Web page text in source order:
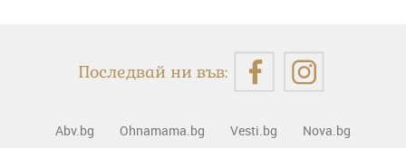
Последвай ни във:
Abv.bg Ohnamama.bg Vesti.bg
Nova.bg